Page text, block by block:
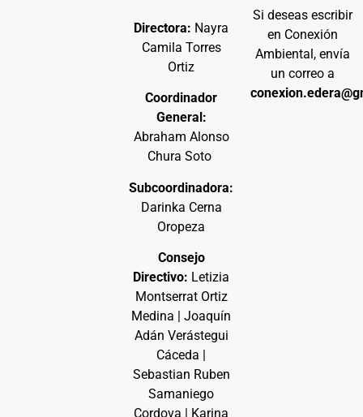
Directora: Nayra
Camila Torres
Ortiz
Coordinador
General:
Abraham Alonso
Chura Soto
Subcoordinadora:
Darinka Cerna
Oropeza
Consejo
Directivo: Letizia
Montserrat Ortiz
Medina | Joaquín
Adán Verástegui
Cáceda |
Sebastian Ruben
Samaniego
Cordova | Karina
Si deseas escribir
en Conexión
Ambiental, envía
un correo a